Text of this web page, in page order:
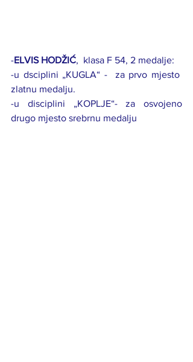
-ELVIS HODŽIĆ,  klasa F 54, 2 medalje:
-u dsciplini „KUGLA“ -  za prvo mjesto
zlatnu medalju.
-u disciplini „KOPLJE“- za osvojeno
drugo mjesto srebrnu medalju